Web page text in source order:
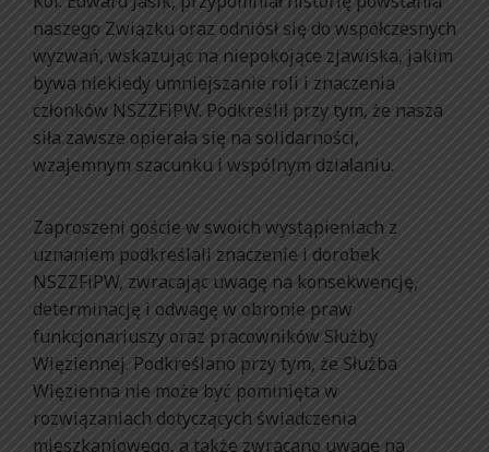
naszego Związku oraz odniósł się do współczesnych
wyzwań, wskazując na niepokojące zjawiska, jakim
bywa niekiedy umniejszanie roli i znaczenia
członków NSZZFiPW. Podkreślił przy tym, że nasza
siła zawsze opierała się na solidarności,
wzajemnym szacunku i wspólnym działaniu.
Zaproszeni goście w swoich wystąpieniach z
uznaniem podkreślali znaczenie i dorobek
NSZZFiPW, zwracając uwagę na konsekwencję,
determinację i odwagę w obronie praw
funkcjonariuszy oraz pracowników Służby
Więziennej. Podkreślano przy tym, że Służba
Więzienna nie może być pominięta w
rozwiązaniach dotyczących świadczenia
mieszkaniowego, a także zwracano uwagę na